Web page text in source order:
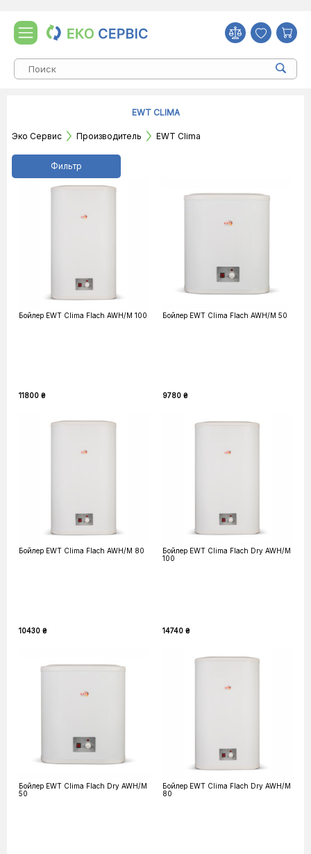
EWT CLIMA
Эко Сервис Производитель EWT Clima
Фильтр
Бойлер EWT Clima Flach AWH/M 100
11800 ₴
Бойлер EWT Clima Flach AWH/M 50
9780 ₴
Бойлер EWT Clima Flach AWH/M 80
10430 ₴
Бойлер EWT Clima Flach Dry AWH/M
100
14740 ₴
Бойлер EWT Clima Flach Dry AWH/M
50
Бойлер EWT Clima Flach Dry AWH/M
80